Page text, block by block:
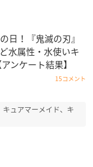
日！『鬼滅の刃』
水属性・水使いキ
ンケート結果】
15コメント
キュアマーメイド、キ